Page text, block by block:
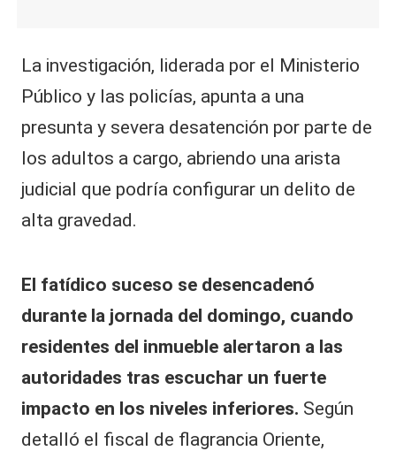
La investigación, liderada por el Ministerio
Público y las policías, apunta a una
presunta y severa desatención por parte de
los adultos a cargo, abriendo una arista
judicial que podría configurar un delito de
alta gravedad.
El fatídico suceso se desencadenó
durante la jornada del domingo, cuando
residentes del inmueble alertaron a las
autoridades tras escuchar un fuerte
impacto en los niveles inferiores. Según
detalló el fiscal de flagrancia Oriente,